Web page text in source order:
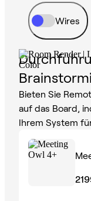
Wires
Bieten Sie
auf das Board,
Ihrem System